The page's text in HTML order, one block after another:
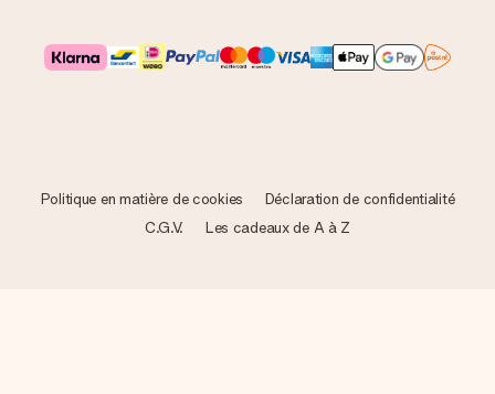
Politique en matière de cookies
Déclaration de confidentialité
C.G.V.
Les cadeaux de A à Z